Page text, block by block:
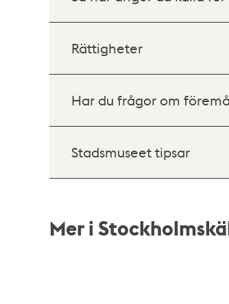
Rättigheter
Har du frågor om
Stadsmuseet tipsar
Mer i